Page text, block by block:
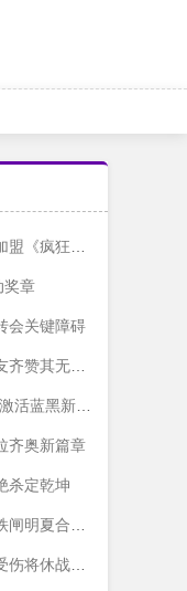
动物城2》
奖章
会关键障碍
无畏精神
蓝黑新火力
齐奥新篇章
杀定乾坤
合同到期
休战三周